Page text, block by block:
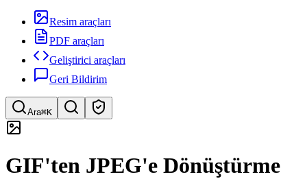
Resim araçları
PDF araçları
Geliştirici araçları
Geri Bildirim
Ara⌘K
Hızlı araç arama
GIF'ten JPEG'e Dönüştürme